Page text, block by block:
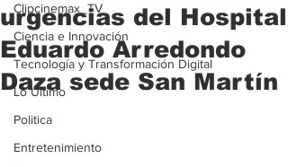
Clipcinemax_TV
Ciencia e Innovación
Tecnología y Transformación Digital
Lo Ultimo
Politica
Entretenimiento
urgencias del Hospital
Eduardo Arredondo
Daza sede San Martín